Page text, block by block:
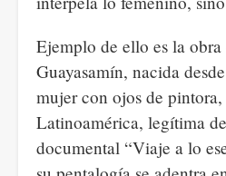
Ejemplo de ello es la obra
Guayasamín, nacida
mujer con ojos de
Latinoamérica, legítima
documental “Viaje a lo